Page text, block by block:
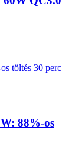
88%-os